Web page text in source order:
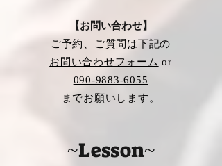
【お問い合わせ】
ご予約、ご質問は下記の
お問い合わせフォーム ​ or
090-9883-6055
までお願いします。
​~Lesson~